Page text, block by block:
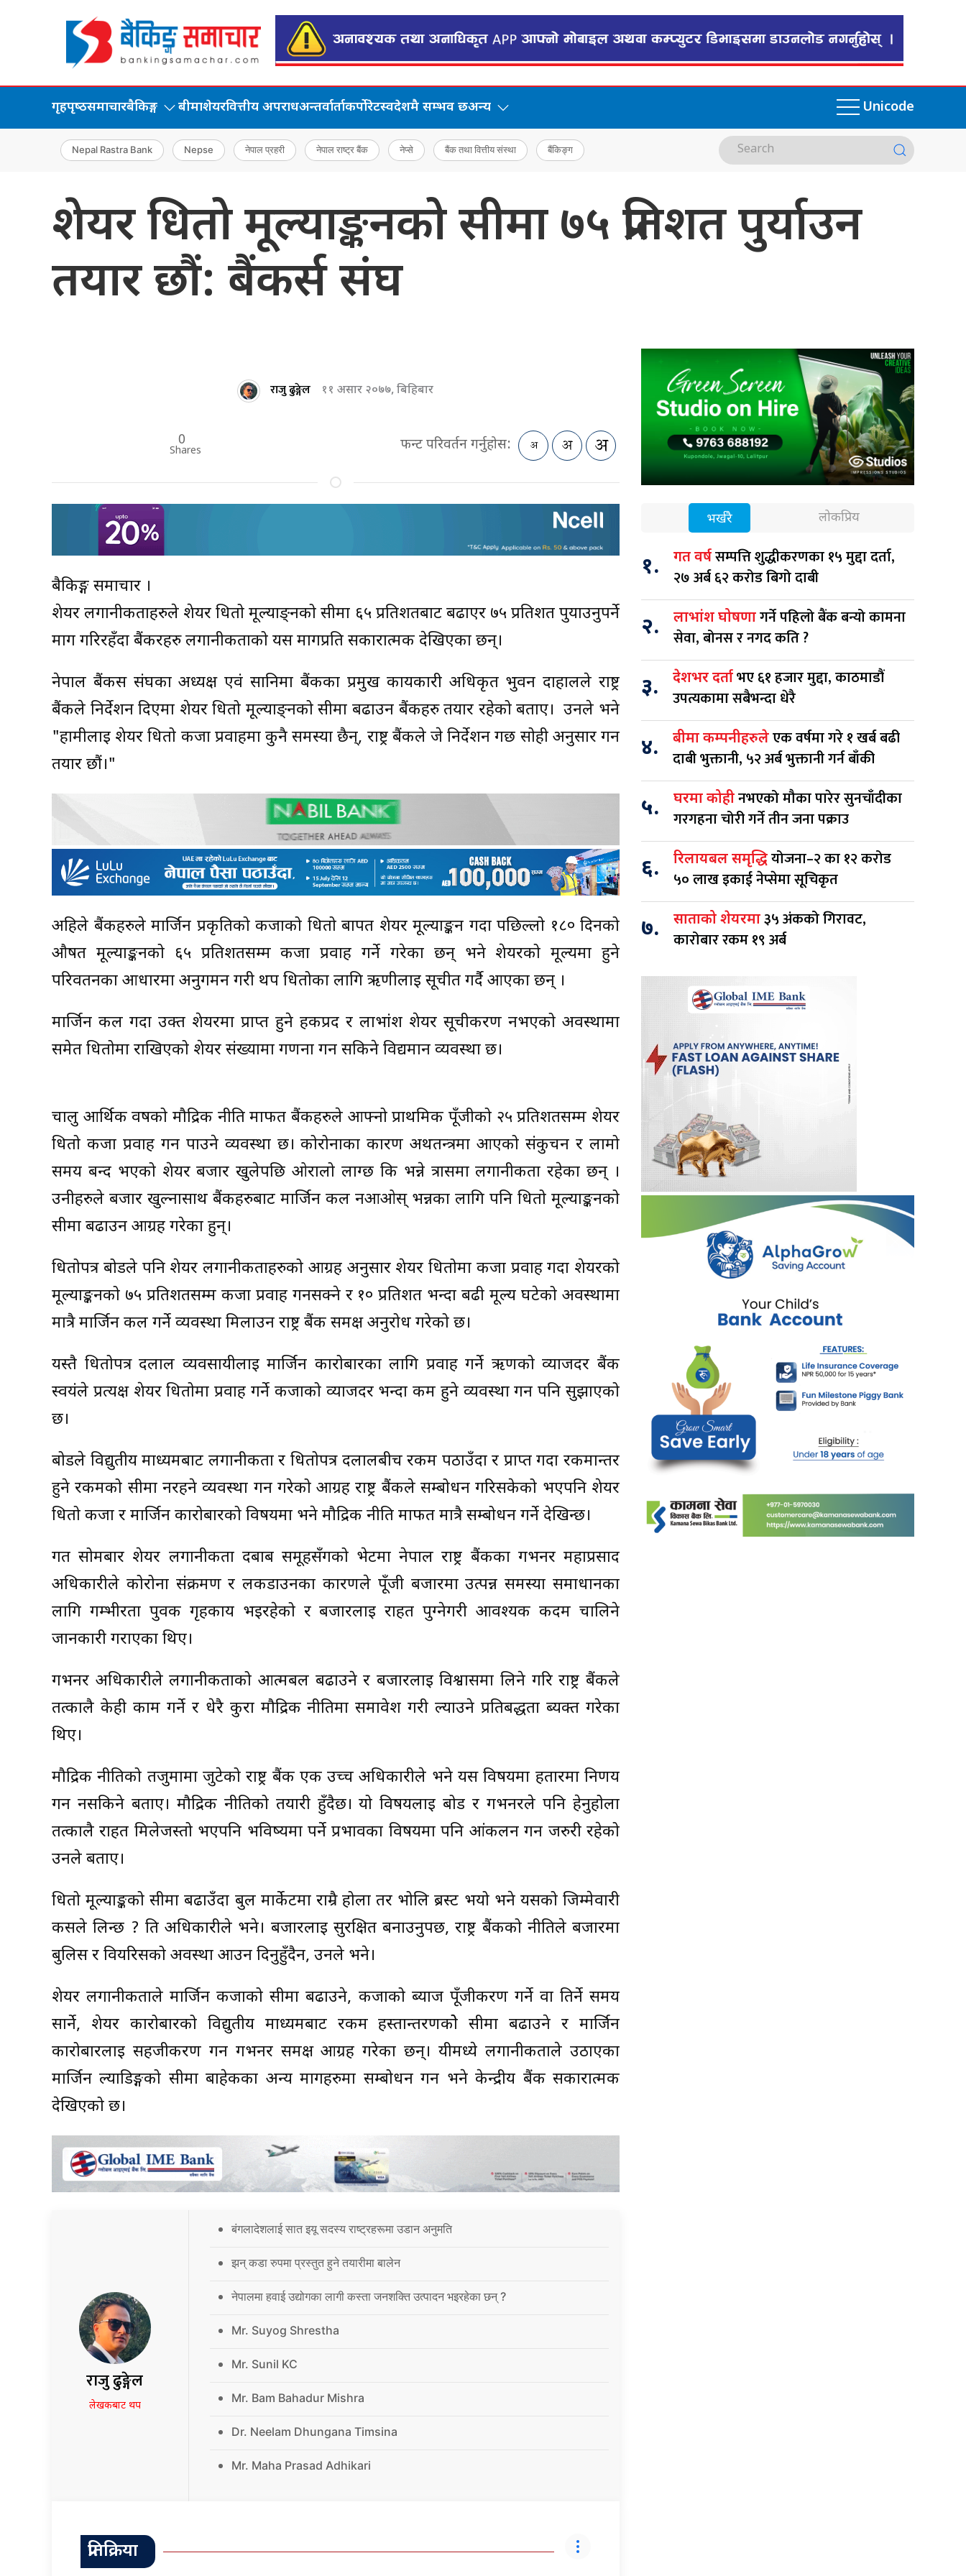
गृहपृष्‍ठसमाचारबैकिङ्ग बीमाशेयरवित्तीय अपराधअन्तर्वार्ताकर्पोरेटस्वदेशमै सम्भव छअन्य Unicode
Nepal Rastra Bank Nepse नेपाल प्रहरी नेपाल राष्ट्र बैंक नेप्से बैंक तथा वित्तीय संस्था बैंकिङ्ग
शेयर धितो मूल्याङ्कनको सीमा ७५ प्रतिशत पुर्याउन
तयार छौं: बैंकर्स संघ
राजु ढुङ्गेल ११ असार २०७७, बिहिबार
0
Shares फन्ट परिवर्तन गर्नुहोस:
बैकिङ्ग समाचार ।
शेयर लगानीकर्ताहरुले शेयर धितो मूल्याङ्नको सीमा ६५ प्रतिशतबाट बढाएर ७५ प्रतिशत पुर्याउनुपर्ने
माग गरिरहँदा बैंकरहरु लगानीकर्ताको यस मागप्रति सकारात्मक देखिएका छन्।
नेपाल बैंकर्स संघका अध्यक्ष एवं सानिमा बैंकका प्रमुख कार्यकारी अधिकृत भुवन दाहालले राष्ट्र
बैंकले निर्देशन दिएमा शेयर धितो मूल्याङ्नको सीमा बढाउन बैंकहरु तयार रहेको बताए। उनले भने
"हामीलाई शेयर धितो कर्जा प्रवाहमा कुनै समस्या छैन्, राष्ट्र बैंकले जे निर्देशन गर्छ सोही अनुसार गर्न
तयार छौं।"
अहिले बैंकहरुले मार्जिन प्रकृतिको कर्जाको धितो बापत शेयर मूल्याङ्कन गर्दा पछिल्लो १८० दिनको
औषत मूल्याङ्कनको ६५ प्रतिशतसम्म कर्जा प्रवाह गर्ने गरेका छन् भने शेयरको मूल्यमा हुने
परिवर्तनका आधारमा अनुगमन गरी थप धितोका लागि ऋणीलाई सूचीत गर्दै आएका छन् ।
मार्जिन कल गर्दा उक्त शेयरमा प्राप्त हुने हकप्रद र लाभांश शेयर सूचीकरण नभएको अवस्थामा
समेत धितोमा राखिएको शेयर संख्यामा गणना गर्न सकिने विद्यमान व्यवस्था छ।
चालु आर्थिक वर्षको मौद्रिक नीति मार्फत बैंकहरुले आफ्नो प्राथमिक पूँजीको २५ प्रतिशतसम्म शेयर
धितो कर्जा प्रवाह गर्न पाउने व्यवस्था छ। कोरोनाका कारण अर्थतन्त्रमा आएको संकुचन र लामो
समय बन्द भएको शेयर बजार खुलेपछि ओरालो लाग्छ कि भन्ने त्रासमा लगानीकर्ता रहेका छन् ।
उनीहरुले बजार खुल्नासाथ बैंकहरुबाट मार्जिन कल नआओस् भन्नका लागि पनि धितो मूल्याङ्कनको
सीमा बढाउन आग्रह गरेका हुन्।
धितोपत्र बोर्डले पनि शेयर लगानीकर्ताहरुको आग्रह अनुसार शेयर धितोमा कर्जा प्रवाह गर्दा शेयरको
मूल्याङ्कनको ७५ प्रतिशतसम्म कर्जा प्रवाह गर्नसक्ने र १० प्रतिशत भन्दा बढी मूल्य घटेको अवस्थामा
मात्रै मार्जिन कल गर्ने व्यवस्था मिलाउन राष्ट्र बैंक समक्ष अनुरोध गरेको छ।
यस्तै धितोपत्र दलाल व्यवसायीलाई मार्जिन कारोबारका लागि प्रवाह गर्ने ऋणको व्याजदर बैंक
स्वयंले प्रत्यक्ष शेयर धितोमा प्रवाह गर्ने कर्जाको व्याजदर भन्दा कम हुने व्यवस्था गर्न पनि सुझाएको
छ।
बोर्डले विद्युतीय माध्यमबाट लगानीकर्ता र धितोपत्र दलालबीच रकम पठाउँदा र प्राप्त गर्दा रकमान्तर
हुने रकमको सीमा नरहने व्यवस्था गर्न गरेको आग्रह राष्ट्र बैंकले सम्बोधन गरिसकेको भएपनि शेयर
धितो कर्जा र मार्जिन कारोबारको विषयमा भने मौद्रिक नीति मार्फत मात्रै सम्बोधन गर्ने देखिन्छ।
गत सोमबार शेयर लगानीकर्ता दबाब समूहसँगको भेटमा नेपाल राष्ट्र बैंकका गभर्नर महाप्रसाद
अधिकारीले कोरोना संक्रमण र लकडाउनका कारणले पूँजी बजारमा उत्पन्न समस्या समाधानका
लागि गम्भीरता पुर्वक गृहकार्य भईरहेको र बजारलाई राहत पुग्नेगरी आवश्यक कदम चालिने
जानकारी गराएका थिए।
गभर्नर अधिकारीले लगानीकर्ताको आत्मबल बढाउने र बजारलाई विश्वासमा लिने गरि राष्ट्र बैंकले
तत्कालै केही काम गर्ने र धेरै कुरा मौद्रिक नीतिमा समावेश गरी ल्याउने प्रतिबद्धता ब्यक्त गरेका
थिए।
मौद्रिक नीतिको तर्जुमामा जुटेको राष्ट्र बैंक एक उच्च अधिकारीले भने यस विषयमा हतारमा निर्णय
गर्न नसकिने बताए। मौद्रिक नीतिको तयारी हुँदैछ। यो विषयलाई बोर्ड र गभर्नरले पनि हेर्नुहोला
तत्कालै राहत मिलेजस्तो भएपनि भविष्यमा पर्ने प्रभावका विषयमा पनि आंकलन गर्न जरुरी रहेको
उनले बताए।
धितो मूल्याङ्कको सीमा बढाउँदा बुल मार्केटमा राम्रै होला तर भोलि ब्रस्ट भयो भने यसको जिम्मेवारी
कसले लिन्छ ? ति अधिकारीले भने। बजारलाई सुरक्षित बनाउनुपर्छ, राष्ट्र बैंकको नीतिले बजारमा
बुलिस र वियरिसको अवस्था आउन दिनुहुँदैन, उनले भने।
शेयर लगानीकर्ताले मार्जिन कर्जाको सीमा बढाउने, कर्जाको ब्याज पूँजीकरण गर्ने वा तिर्ने समय
सार्ने, शेयर कारोबारको विद्युतीय माध्यमबाट रकम हस्तान्तरणकोे सीमा बढाउने र मार्जिन
कारोबारलाई सहजीकरण गर्न गभर्नर समक्ष आग्रह गरेका छन्। यीमध्ये लगानीकर्ताले उठाएका
मार्जिन ल्याडिङ्गको सीमा बाहेकका अन्य मागहरुमा सम्बोधन गर्न भने केन्द्रीय बैंक सकारात्मक
देखिएको छ।
राजु ढुङ्गेल
लेखकबाट थप
बंगलादेशलाई सात इयू सदस्य राष्ट्रहरूमा उडान अनुमति
झन् कडा रुपमा प्रस्तुत हुने तयारीमा बालेन
नेपालमा हवाई उद्योगका लागी कस्ता जनशक्ति उत्पादन भइरहेका छन् ?
Mr. Suyog Shrestha
Mr. Sunil KC
Mr. Bam Bahadur Mishra
Dr. Neelam Dhungana Timsina
Mr. Maha Prasad Adhikari
प्रतिक्रिया
भर्खरै लोकप्रिय
१. गत वर्षसम्पत्ति शुद्धीकरणका १५ मुद्दा दर्ता,
२७ अर्ब ६२ करोड बिगो दाबी
२. लाभांश घोषणागर्ने पहिलो बैंक बन्यो कामना
सेवा, बोनस र नगद कति ?
३. देशभर दर्ताभए ६१ हजार मुद्दा, काठमाडौं
उपत्यकामा सबैभन्दा धेरै
४. बीमा कम्पनीहरुलेएक वर्षमा गरे १ खर्ब बढी
दाबी भुक्तानी, ५२ अर्ब भुक्तानी गर्न बाँकी
५. घरमा कोहीनभएको मौका पारेर सुनचाँदीका
गरगहना चोरी गर्ने तीन जना पक्राउ
६. रिलायबल समृद्धियोजना–२ का १२ करोड
५० लाख इकाई नेप्सेमा सूचिकृत
७. साताको शेयरमा३५ अंकको गिरावट,
कारोबार रकम १९ अर्ब